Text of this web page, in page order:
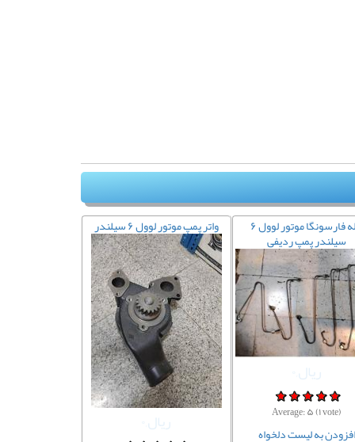
واتر پمپ موتور لوول ۶ سیلندر
ریال,۰
لوله فارسونگا موتور لوول ۶
سیلندر پمپ ردیفی
ریال,۰
Average:۵(۱vote)
افزودن به لیست دلخواه